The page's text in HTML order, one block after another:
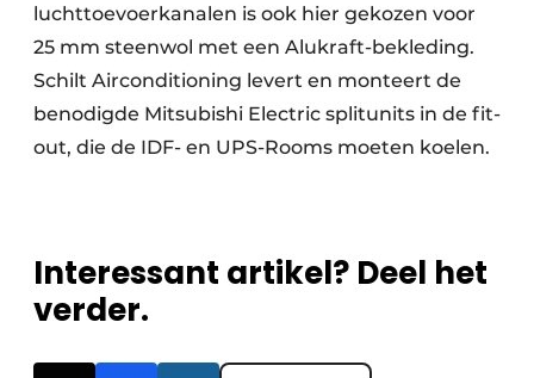
luchttoevoerkanalen is ook hier gekozen voor
25 mm steenwol met een Alukraft-bekleding.
Schilt Airconditioning levert en monteert de
benodigde Mitsubishi Electric splitunits in de fit-
out, die de IDF- en UPS-Rooms moeten koelen.
Interessant artikel? Deel het
verder.